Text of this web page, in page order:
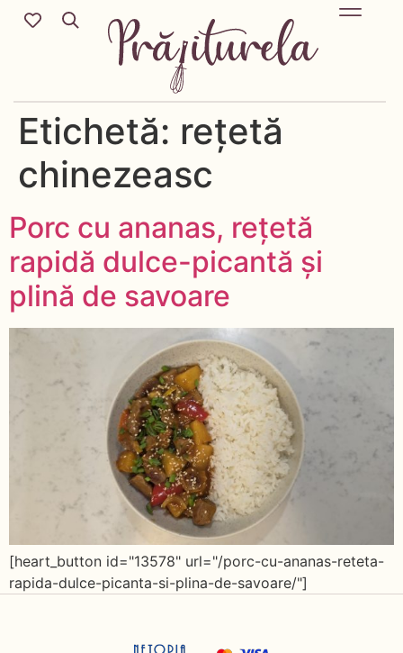
Etichetă: rețetă
chinezeasc
Porc cu ananas, rețetă
rapidă dulce-picantă și
plină de savoare
[heart_button id="13578" url="/porc-cu-ananas-reteta-
rapida-dulce-picanta-si-plina-de-savoare/"]